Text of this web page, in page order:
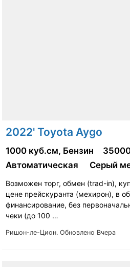
2022' Toyota Aygo
Ришон-ле-Цион. Обновлено Вчера
1000 куб.см, Бензин
Автоматическая
Серый
Возможен торг, обмен (trad-in),
цене прейскуранта (мехирон), в
финансирование, без
чеки (до 100 …